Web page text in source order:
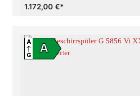
MultiFlex-Schublade mit mehr Platz
- ab 6.0 l Wasserverbrauch im
ProgrammBesonders leichtes
schließen − ComfortCloseLieferung
1.172,00 €*
A
A
G